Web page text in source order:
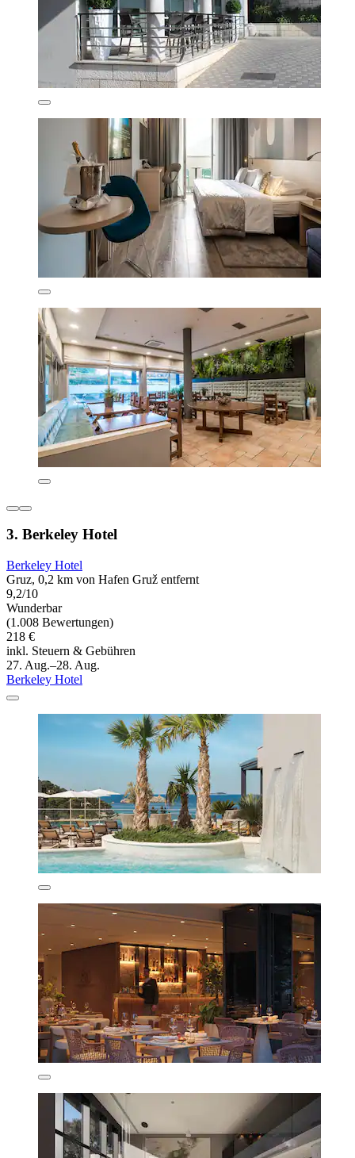
3. Berkeley Hotel
Berkeley Hotel
Gruz, 0,2 km von Hafen Gruž entfernt
9,2/10
Wunderbar
(1.008 Bewertungen)
218 €
inkl. Steuern & Gebühren
27. Aug.–28. Aug.
Berkeley Hotel